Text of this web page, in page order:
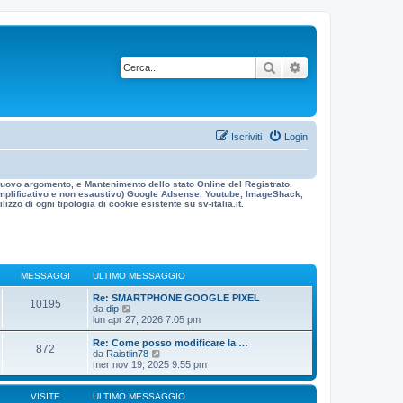
Cerca
Login
Iscriviti
argomento, e Mantenimento dello stato Online del Registrato.
e non esaustivo) Google Adsense, Youtube, ImageShack,
di ogni tipologia di cookie esistente su sv-italia.it.
MESSAGGI ULTIMO MESSAGGIO
10195
Re: SMARTPHONE GOOGLE PIXEL
da dip
e
d
i
u
l
i
m
lun apr 27, 2026 7:05 pm
872
Re: Come posso modificare la …
da Raistlin78
e
d
i
u
mer nov 19, 2025 9:55 pm
VISITE ULTIMO MESSAGGIO